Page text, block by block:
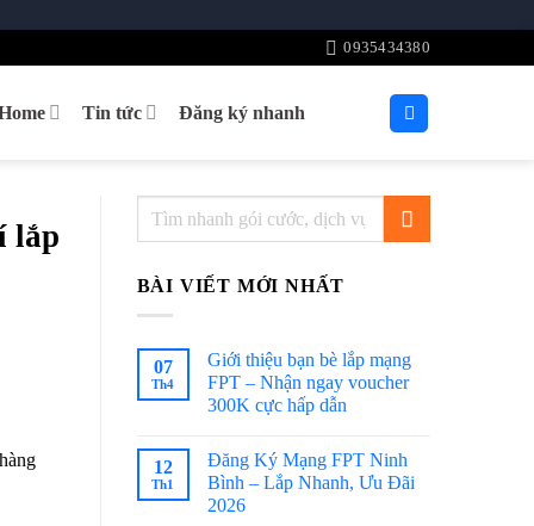
0935434380
Tin tức Đăng ký nhanh
lắp
BÀI VIẾT MỚI NHẤT
07
Th4
Giới thiệu bạn bè lắp mạng
FPT – Nhận ngay voucher
300K cực hấp dẫn
12
Th1
Đăng Ký Mạng FPT Ninh
Bình – Lắp Nhanh, Ưu Đãi
2026